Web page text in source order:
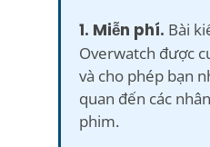
1. Miễn phí. Bài
Overwatch được
và cho phép bạn
quan đến các
phim.